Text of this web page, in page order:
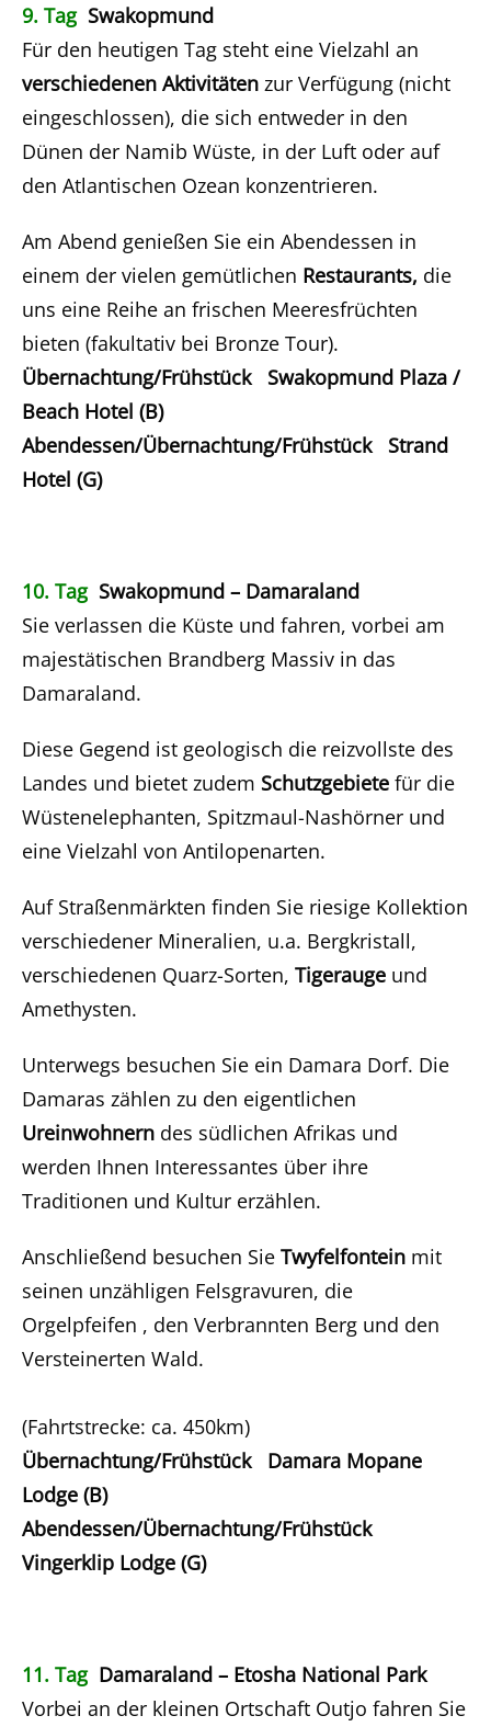
9. TagSwakopmund
Für den heutigen Tag steht eine Vielzahl an
verschiedenen Aktivitäten zur Verfügung (nicht
eingeschlossen), die sich entweder in den
Dünen der Namib Wüste, in der Luft oder auf
den Atlantischen Ozean konzentrieren.
Am Abend genießen Sie ein Abendessen in
einem der vielen gemütlichen Restaurants, die
uns eine Reihe an frischen Meeresfrüchten
bieten (fakultativ bei Bronze Tour).
Übernachtung/Frühstück Swakopmund Plaza /
Beach Hotel (B)
Abendessen/Übernachtung/Frühstück Strand
Hotel (G)
10. TagSwakopmund – Damaraland
Sie verlassen die Küste und fahren, vorbei am
majestätischen Brandberg Massiv in das
Damaraland.
Diese Gegend ist geologisch die reizvollste des
Landes und bietet zudem Schutzgebiete für die
Wüstenelephanten, Spitzmaul-Nashörner und
eine Vielzahl von Antilopenarten.
Auf Straßenmärkten finden Sie riesige Kollektion
verschiedener Mineralien, u.a. Bergkristall,
verschiedenen Quarz-Sorten, Tigerauge und
Amethysten.
Unterwegs besuchen Sie ein Damara Dorf. Die
Damaras zählen zu den eigentlichen
Ureinwohnern des südlichen Afrikas und
werden Ihnen Interessantes über ihre
Traditionen und Kultur erzählen.
Anschließend besuchen Sie Twyfelfontein mit
seinen unzähligen Felsgravuren, die
Orgelpfeifen , den Verbrannten Berg und den
Versteinerten Wald.
(Fahrtstrecke: ca. 450km)
Übernachtung/Frühstück Damara Mopane
Lodge (B)
Abendessen/Übernachtung/Frühstück
Vingerklip Lodge (G)
11. TagDamaraland – Etosha National Park
Vorbei an der kleinen Ortschaft Outjo fahren Sie